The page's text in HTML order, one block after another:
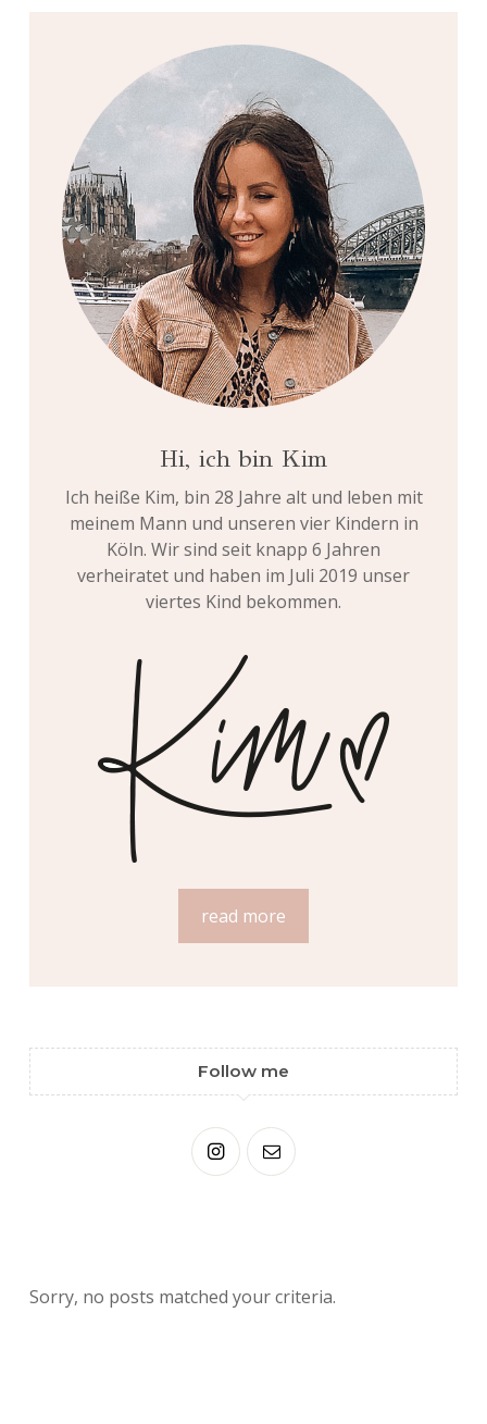
Hi, ich bin Kim
Ich heiße Kim, bin 28 Jahre alt und leben mit
meinem Mann und unseren vier Kindern in
Köln. Wir sind seit knapp 6 Jahren
verheiratet und haben im Juli 2019 unser
viertes Kind bekommen.
read more
Follow me
Sorry, no posts matched your criteria.